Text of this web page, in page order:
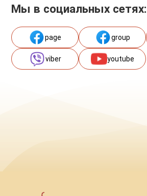
Мы в социальных сетях:
page group
viber youtube